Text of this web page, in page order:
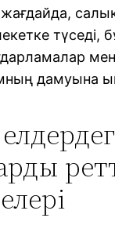
түседі,
мен
дамуына